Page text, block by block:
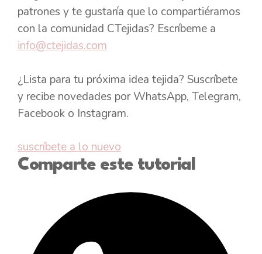
patrones y te gustaría que lo compartiéramos
con la comunidad CTejidas? Escríbeme a
info@ctejidas.com
¿Lista para tu próxima idea tejida? Suscríbete
y recibe novedades por WhatsApp, Telegram,
Facebook o Instagram.
suscríbete a lo nuevo
Comparte este tutorial